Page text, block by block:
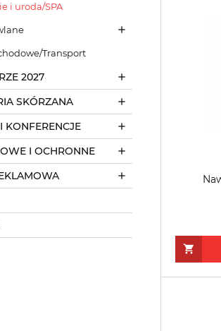
i uroda/SPA
Transport
2027
SKÓRZANA
KONFERENCJE
I OCHRONNE